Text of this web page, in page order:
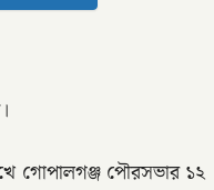
গোপালগঞ্জ পৌরসভার ১২